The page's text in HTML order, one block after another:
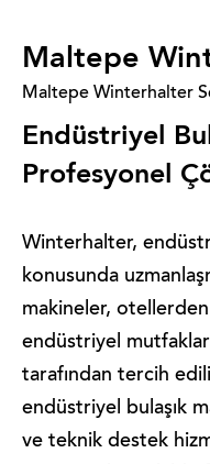
Maltepe
Maltepe Winterhalter
Endüstriyel
Profesyonel
Winterhalter,
konusunda
makineler,
endüstriyel
tarafından tercih
endüstriyel bulaşık
ve teknik destek